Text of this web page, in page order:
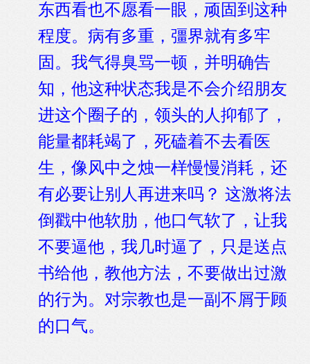
东西看也不愿看一眼，顽固到这种
程度。病有多重，彊界就有多牢
固。我气得臭骂一顿，并明确告
知，他这种状态我是不会介绍朋友
进这个圈子的，领头的人抑郁了，
能量都耗竭了，死磕着不去看医
生，像风中之烛一样慢慢消耗，还
有必要让别人再进来吗？ 这激将法
倒戳中他软肋，他口气软了，让我
不要逼他，我几时逼了，只是送点
书给他，教他方法，不要做出过激
的行为。对宗教也是一副不屑于顾
的口气。